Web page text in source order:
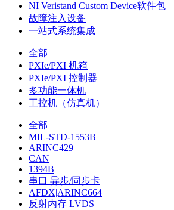
NI Veristand Custom Device软件包
故障注入设备
一站式系统集成
全部
PXIe/PXI 机箱
PXIe/PXI 控制器
多功能一体机
工控机（仿真机）
全部
MIL-STD-1553B
ARINC429
CAN
1394B
串口 异步/同步卡
AFDX|ARINC664
反射内存 LVDS